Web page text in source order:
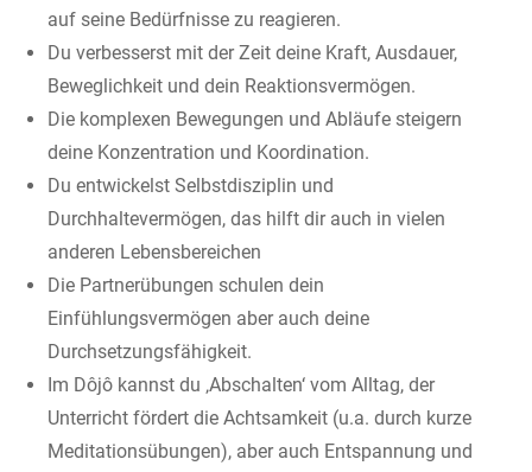
auf seine Bedürfnisse zu reagieren.
Du verbesserst mit der Zeit deine Kraft, Ausdauer,
Beweglichkeit und dein Reaktionsvermögen.
Die komplexen Bewegungen und Abläufe steigern
deine Konzentration und Koordination.
Du entwickelst Selbstdisziplin und
Durchhaltevermögen, das hilft dir auch in vielen
anderen Lebensbereichen
Die Partnerübungen schulen dein
Einfühlungsvermögen aber auch deine
Durchsetzungsfähigkeit.
Im Dôjô kannst du ‚Abschalten‘ vom Alltag, der
Unterricht fördert die Achtsamkeit (u.a. durch kurze
Meditationsübungen), aber auch Entspannung und